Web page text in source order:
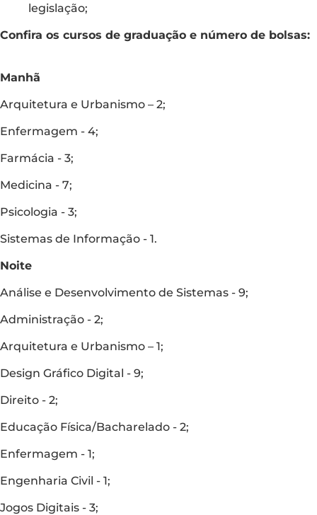
legislação;
Confira os cursos de graduação e número de bolsas:
Manhã
Arquitetura e Urbanismo – 2;
Enfermagem - 4;
Farmácia - 3;
Medicina - 7;
Psicologia - 3;
Sistemas de Informação - 1.
Noite
Análise e Desenvolvimento de Sistemas - 9;
Administração - 2;
Arquitetura e Urbanismo – 1;
Design Gráfico Digital - 9;
Direito - 2;
Educação Física/Bacharelado - 2;
Enfermagem - 1;
Engenharia Civil - 1;
Jogos Digitais - 3;